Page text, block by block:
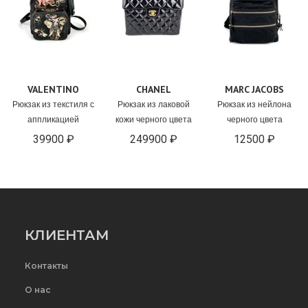
VALENTINO
Рюкзак из текстиля с
аппликацией
39900 ₽
CHANEL
Рюкзак из лаковой
кожи черного цвета
249900 ₽
MARC JACOBS
Рюкзак из нейлона
черного цвета
12500 ₽
КЛИЕНТАМ
Контакты
О нас